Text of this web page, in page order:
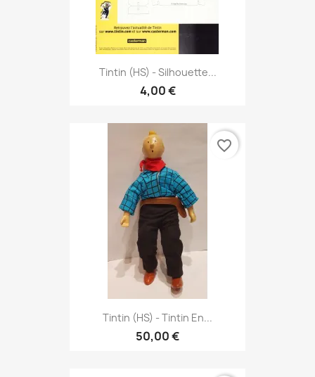
Tintin (HS) - Silhouette...
4,00 €
Tintin (HS) - Tintin En...
50,00 €
favorite_border